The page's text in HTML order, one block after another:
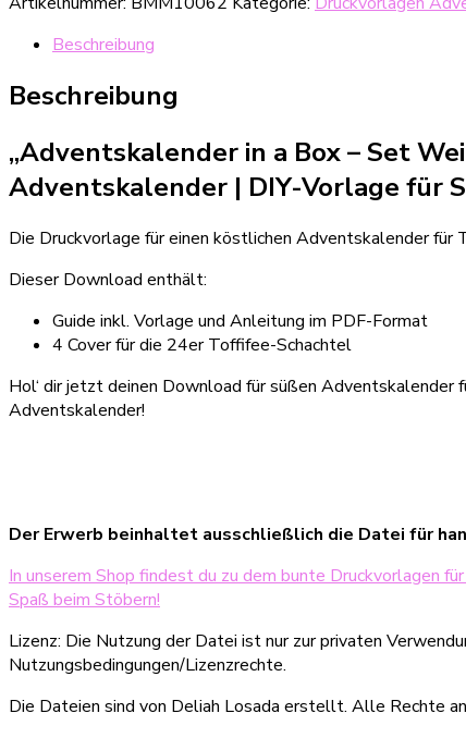
in
-
Set
bunt"
Cover
Toffifees
Beschreibung
Beschreibung
„Adventskalender in a Box – Set
Adventskalender | DIY-Vorlage für
Die Druckvorlage für einen köstlichen Adventskalender
Dieser Download enthält:
Guide inkl. Vorlage und Anleitung im PDF-Format
4 Cover für die 24er Toffifee-Schachtel
Hol‘ dir jetzt deinen Download für süßen
Adventskalender!
Der Erwerb beinhaltet ausschließlich die Datei für
In unserem Shop findest du zu dem bunte Druckvorlagen
Spaß beim Stöbern!
Lizenz: Die Nutzung der Datei ist nur zur privaten
Nutzungsbedingungen/Lizenzrechte.
Die Dateien sind von Deliah Losada erstellt. Alle Rechte